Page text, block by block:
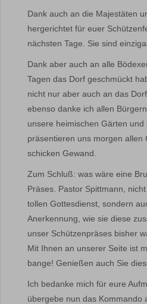
Dank auch an die Majestäten
hergerichtet für euer
nächsten Tage. Sie sind
Dank aber auch an alle
Tagen das Dorf geschmückt
nicht nur aber auch an das
ebenso danke ich allen
unsere heimischen Gärten und
präsentieren uns morgen allen
schicken Gewand.
Zum Schluß: was wäre eine
Präses. Pastor Spittmann,
tollen Gottesdienst, sondern
Anerkennung, wie sie diese
unser Schützenpräses bisher
Mit Ihnen an unserer Seite ist
bange! Genießen auch Sie
Ich bedanke mich für eure
übergebe nun das Kommando